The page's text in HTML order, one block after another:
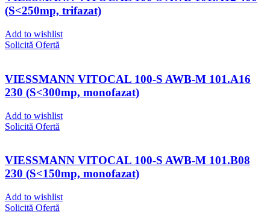
(S<250mp, trifazat)
Add to wishlist
Solicită Ofertă
VIESSMANN VITOCAL 100-S AWB-M 101.A16
230 (S<300mp, monofazat)
Add to wishlist
Solicită Ofertă
VIESSMANN VITOCAL 100-S AWB-M 101.B08
230 (S<150mp, monofazat)
Add to wishlist
Solicită Ofertă